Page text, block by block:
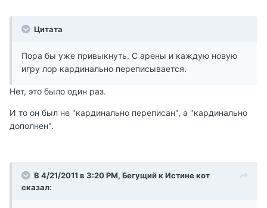
Цитата
Пора бы уже привыкнуть. С арены и каждую новую
игру лор кардинально переписывается.
Нет, это было один раз.
И то он был не "кардинально переписан", а "кардинально
дополнен".
В 4/21/2011 в 3:20 PM, Бегущий к Истине кот
сказал: